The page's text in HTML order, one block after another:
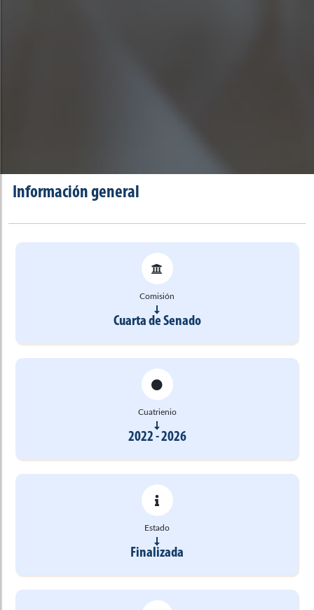
Información general
Comisión
Cuarta de Senado
Cuatrienio
2022 - 2026
Estado
Finalizada